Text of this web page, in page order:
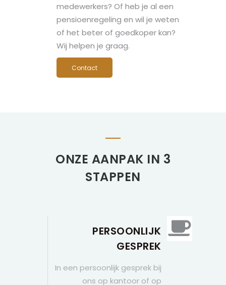
medewerkers? Of heb je al een
pensioenregeling en wil je weten
of het beter of goedkoper kan?
Wij helpen je graag.
Contact
ONZE AANPAK IN 3
STAPPEN
PERSOONLIJK
GESPREK
In een persoonlijk gesprek bij
ons op kantoor of op